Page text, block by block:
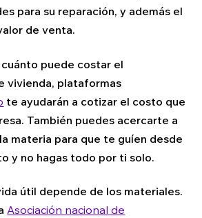
para su reparación, y además el
de venta.
puede costar el
vivienda, plataformas
te ayudarán a cotizar el costo que
También puedes acercarte a
materia para que te guíen desde
y no hagas todo por ti solo.
útil depende de los materiales.
Asociación nacional de